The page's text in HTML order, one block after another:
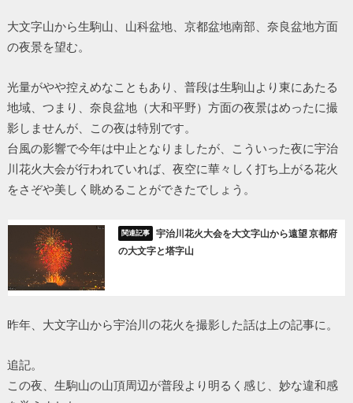
大文字山から生駒山、山科盆地、京都盆地南部、奈良盆地方面
の夜景を望む。
光量がやや控えめなこともあり、普段は生駒山より東にあたる
地域、つまり、奈良盆地（大和平野）方面の夜景はめったに撮
影しませんが、この夜は特別です。
台風の影響で今年は中止となりましたが、こういった夜に宇治
川花火大会が行われていれば、夜空に華々しく打ち上がる花火
をさぞや美しく眺めることができたでしょう。
宇治川花火大会を大文字山から遠望 京都府
の大文字と塔字山
昨年、大文字山から宇治川の花火を撮影した話は上の記事に。
追記。
この夜、生駒山の山頂周辺が普段より明るく感じ、妙な違和感